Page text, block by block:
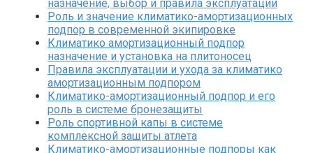
назначение, выбор и правила эксплуатации
Роль и значение климатико-амортизационных
подпор в современной экипировке
Климатико амортизационный подпор
назначение и установка на плитоносец
Правила эксплуатации и ухода за климатико
амортизационным подпором
Климатико-амортизационный подпор и его
роль в системе бронезащиты
Роль спортивной капы в системе
комплексной защиты атлета
Климатико-амортизационные подпоры как